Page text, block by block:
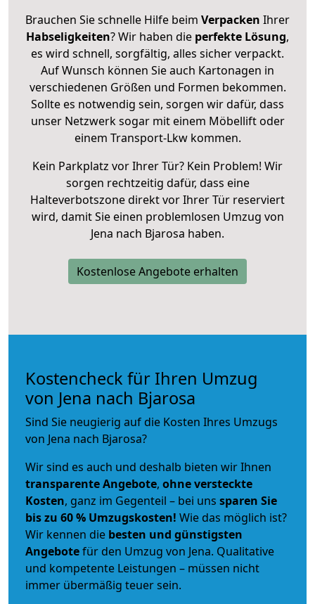
Brauchen Sie schnelle Hilfe beim Verpacken Ihrer
Habseligkeiten? Wir haben die perfekte Lösung,
es wird schnell, sorgfältig, alles sicher verpackt.
Auf Wunsch können Sie auch Kartonagen in
verschiedenen Größen und Formen bekommen.
Sollte es notwendig sein, sorgen wir dafür, dass
unser Netzwerk sogar mit einem Möbellift oder
einem Transport-Lkw kommen.
Kein Parkplatz vor Ihrer Tür? Kein Problem! Wir
sorgen rechtzeitig dafür, dass eine
Halteverbotszone direkt vor Ihrer Tür reserviert
wird, damit Sie einen problemlosen Umzug von
Jena nach Bjarosa haben.
Kostenlose Angebote erhalten
Kostencheck für Ihren Umzug
von Jena nach Bjarosa
Sind Sie neugierig auf die Kosten Ihres Umzugs
von Jena nach Bjarosa?
Wir sind es auch und deshalb bieten wir Ihnen
transparente Angebote, ohne versteckte
Kosten, ganz im Gegenteil – bei uns sparen Sie
bis zu 60 % Umzugskosten! Wie das möglich ist?
Wir kennen die besten und günstigsten
Angebotefür den Umzug von Jena. Qualitative
und kompetente Leistungen – müssen nicht
immer übermäßig teuer sein.